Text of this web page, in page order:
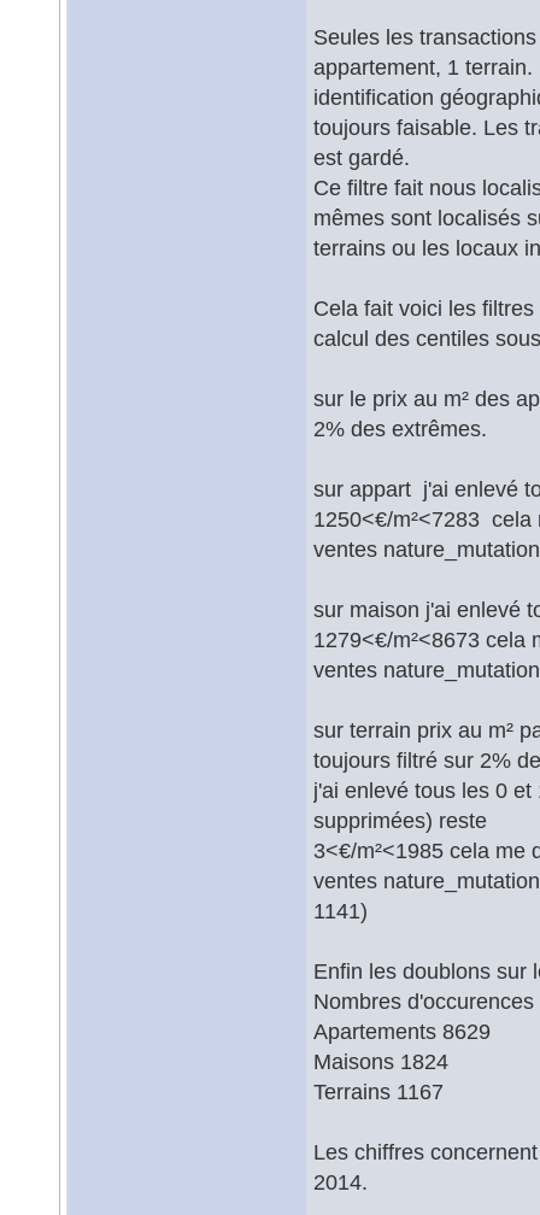
Seules les
appartement, 1
identification
toujours faisable. Les
est gardé.
Ce filtre fait nous
mêmes sont localisés
terrains ou les locaux
Cela fait voici les
calcul des centiles
sur le prix au m² des
2% des extrêmes.
sur appart j'ai enlevé
1250<€/m²<7283 cela
ventes
sur maison j'ai enlevé
1279<€/m²<8673 cela
ventes
sur terrain prix au m²
toujours filtré sur 2%
j'ai enlevé tous les 0 et
supprimées) reste
3<€/m²<1985 cela me
ventes
1141)
Enfin les doublons sur
Nombres d'occurences
Apartements 8629
Maisons 1824
Terrains 1167
Les chiffres
2014.